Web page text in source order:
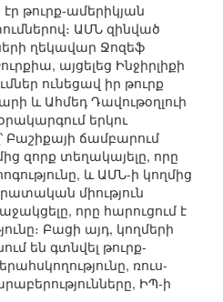
էր թուրք-ամերիկյան
ԱՄՆ զինված
ղեկավար Ջոզեֆ
այցելեց Ինջիրլիքի
ունեցավ իր թուրք
և Ահմեդ Դավութօղլուի
երկու
Բաշիքայի ճամբարում
զորք տեղակայելը, որը
և ԱՄՆ-ի կողմից
միություն
որը հարուցում է
Բացի այդ, կողմերի
են գտնվել թուրք-
ռուս-
ԻՊ-ի